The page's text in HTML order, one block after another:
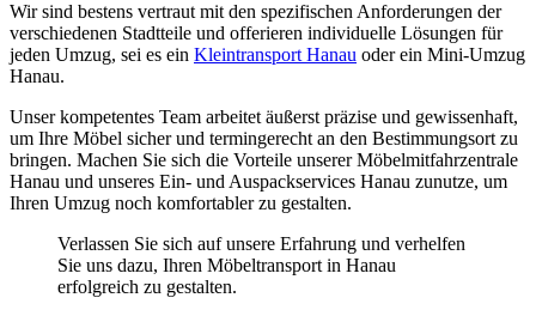
Wir sind bestens vertraut mit den spezifischen Anforderungen der
verschiedenen Stadtteile und offerieren individuelle Lösungen für
jeden Umzug, sei es ein Kleintransport Hanau oder ein Mini-Umzug
Hanau.
Unser kompetentes Team arbeitet äußerst präzise und gewissenhaft,
um Ihre Möbel sicher und termingerecht an den Bestimmungsort zu
bringen. Machen Sie sich die Vorteile unserer Möbelmitfahrzentrale
Hanau und unseres Ein- und Auspackservices Hanau zunutze, um
Ihren Umzug noch komfortabler zu gestalten.
Verlassen Sie sich auf unsere Erfahrung und verhelfen
Sie uns dazu, Ihren Möbeltransport in Hanau
erfolgreich zu gestalten.